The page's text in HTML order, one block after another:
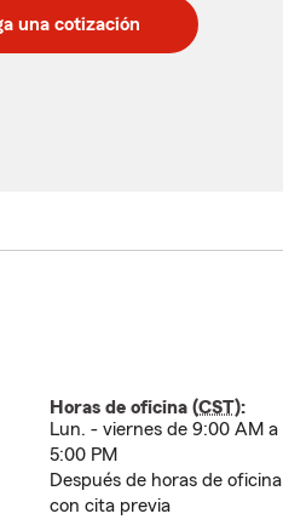
una cotización
Horas de oficina (CST):
Lun. - viernes de 9:00 AM a
5:00 PM
Después de horas de oficina
con cita previa